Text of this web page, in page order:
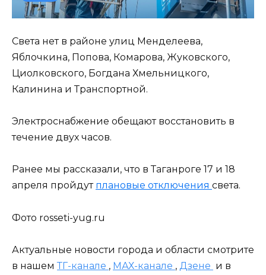
Света нет в районе улиц Менделеева,
Яблочкина, Попова, Комарова, Жуковского,
Циолковского, Богдана Хмельницкого,
Калинина и Транспортной.
Электроснабжение обещают восстановить в
течение двух часов.
Ранее мы рассказали, что в Таганроге 17 и 18
апреля пройдут плановые отключения света.
Фото rosseti-yug.ru
Актуальные новости города и области смотрите
в нашем ТГ-канале , МАХ-канале , Дзене и в